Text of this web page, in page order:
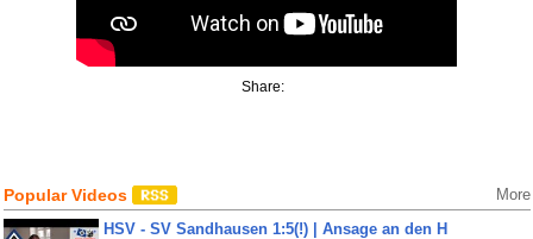
Share:
Popular Videos More
HSV - SV Sandhausen 1:5(!) | Ansage an den H